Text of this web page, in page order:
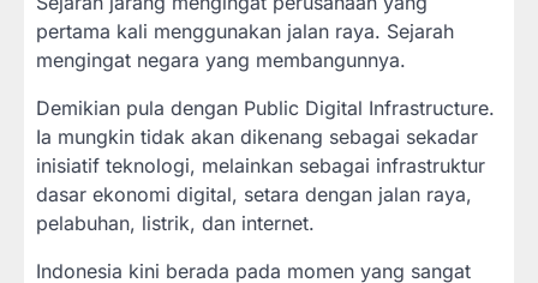
pertama kali menggunakan jalan raya. Sejarah
mengingat negara yang membangunnya.
Demikian pula dengan Public Digital Infrastructure.
Ia mungkin tidak akan dikenang sebagai sekadar
inisiatif teknologi, melainkan sebagai infrastruktur
dasar ekonomi digital, setara dengan jalan raya,
pelabuhan, listrik, dan internet.
Indonesia kini berada pada momen yang sangat